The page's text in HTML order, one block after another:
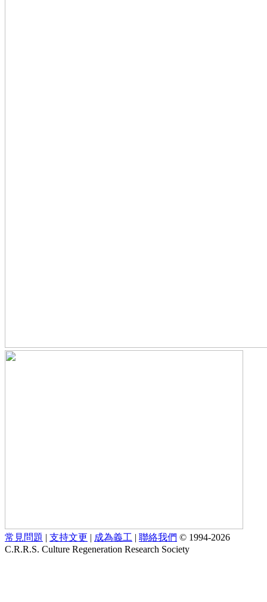
常見問題 | 支持文更 | 成為義工 | 聯絡我們 © 1994-2026
C.R.R.S. Culture Regeneration Research Society